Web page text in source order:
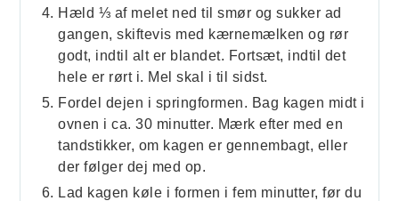
Hæld ⅓ af melet ned til smør og sukker ad
gangen, skiftevis med kærnemælken og rør
godt, indtil alt er blandet. Fortsæt, indtil det
hele er rørt i. Mel skal i til sidst.
Fordel dejen i springformen. Bag kagen midt i
ovnen i ca. 30 minutter. Mærk efter med en
tandstikker, om kagen er gennembagt, eller
der følger dej med op.
Lad kagen køle i formen i fem minutter, før du